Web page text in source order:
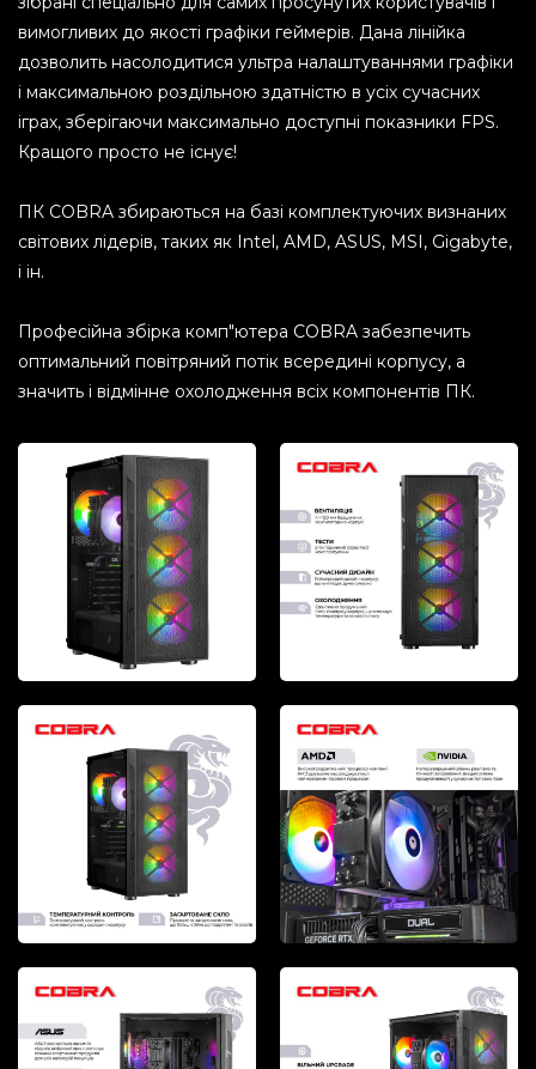
вимогливих до якості графіки геймерів. Дана лінійка
дозволить насолодитися ультра налаштуваннями графіки
і максимальною роздільною здатністю в усіх сучасних
іграх, зберігаючи максимально доступні показники FPS.
Кращого просто не існує!
ПК COBRA збираються на базі комплектуючих визнаних
світових лідерів, таких як Intel, AMD, ASUS, MSI, Gigabyte,
і ін.
Професійна збірка комп"ютера COBRA забезпечить
оптимальний повітряний потік всередині корпусу, а
значить і відмінне охолодження всіх компонентів ПК.